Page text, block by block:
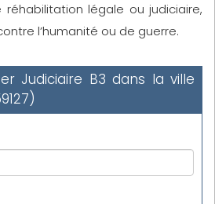
légale ou judiciaire,
l’humanité ou de guerre.
Judiciaire B3 dans la ville